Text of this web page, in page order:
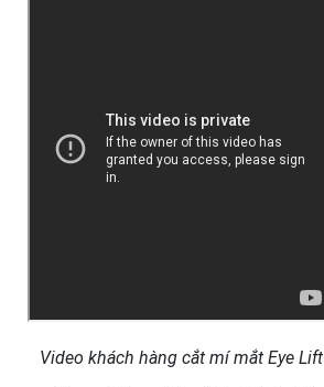
Video khách hàng cắt mí mắt Eye Lift